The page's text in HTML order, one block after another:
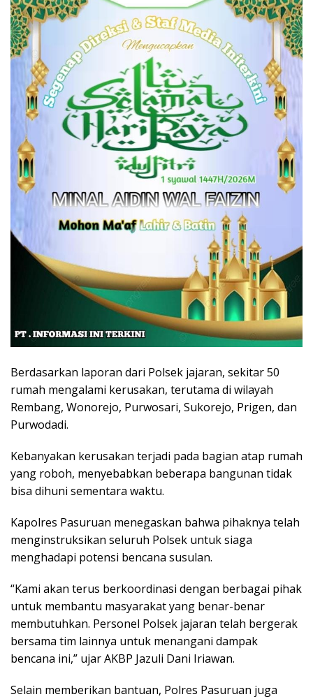
Berdasarkan laporan dari Polsek jajaran, sekitar 50
rumah mengalami kerusakan, terutama di wilayah
Rembang, Wonorejo, Purwosari, Sukorejo, Prigen, dan
Purwodadi.
Kebanyakan kerusakan terjadi pada bagian atap rumah
yang roboh, menyebabkan beberapa bangunan tidak
bisa dihuni sementara waktu.
Kapolres Pasuruan menegaskan bahwa pihaknya telah
menginstruksikan seluruh Polsek untuk siaga
menghadapi potensi bencana susulan.
“Kami akan terus berkoordinasi dengan berbagai pihak
untuk membantu masyarakat yang benar-benar
membutuhkan. Personel Polsek jajaran telah bergerak
bersama tim lainnya untuk menangani dampak
bencana ini,” ujar AKBP Jazuli Dani Iriawan.
Selain memberikan bantuan, Polres Pasuruan juga